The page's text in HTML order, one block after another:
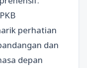
perhatian
dan
depan